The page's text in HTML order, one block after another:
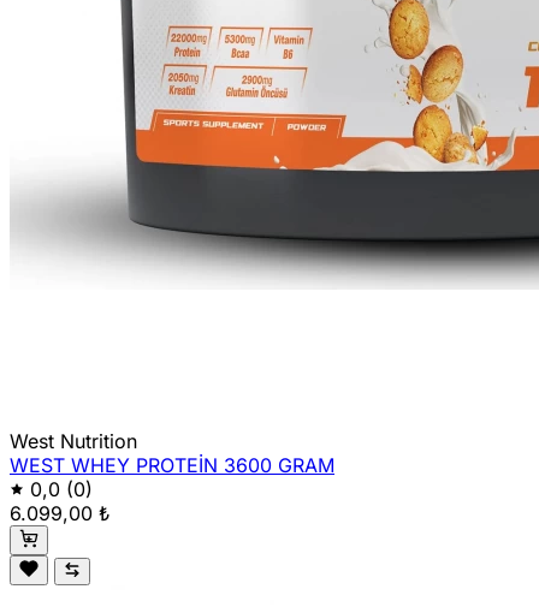
West Nutrition
WEST WHEY PROTEİN 3600 GRAM
0,0 (0)
6.099,00 ₺